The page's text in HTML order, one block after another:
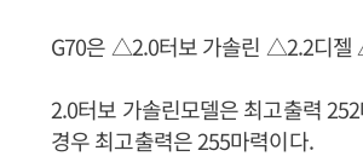
G70은 △2.0터보 가솔린 △2.2디젤
2.0터보 가솔린모델은 최고출력
경우 최고출력은 255마력이다.